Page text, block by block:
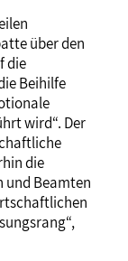
über den
die
Beihilfe
wird“. Der
die
und Beamten